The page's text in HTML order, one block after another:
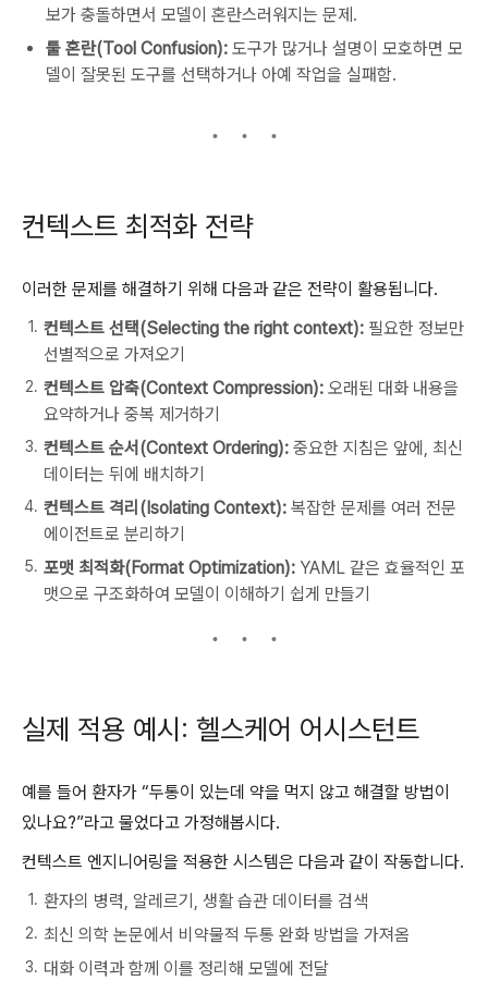
보가 충돌하면서 모델이 혼란스러워지는 문제.
툴 혼란(Tool Confusion): 도구가 많거나 설명이 모호하면 모
델이 잘못된 도구를 선택하거나 아예 작업을 실패함.
컨텍스트 최적화 전략
이러한 문제를 해결하기 위해 다음과 같은 전략이 활용됩니다.
컨텍스트 선택(Selecting the right context): 필요한 정보만
선별적으로 가져오기
컨텍스트 압축(Context Compression): 오래된 대화 내용을
요약하거나 중복 제거하기
컨텍스트 순서(Context Ordering): 중요한 지침은 앞에, 최신
데이터는 뒤에 배치하기
컨텍스트 격리(Isolating Context): 복잡한 문제를 여러 전문
에이전트로 분리하기
포맷 최적화(Format Optimization): YAML 같은 효율적인 포
맷으로 구조화하여 모델이 이해하기 쉽게 만들기
실제 적용 예시: 헬스케어 어시스턴트
예를 들어 환자가 “두통이 있는데 약을 먹지 않고 해결할 방법이
있나요?”라고 물었다고 가정해봅시다.
컨텍스트 엔지니어링을 적용한 시스템은 다음과 같이 작동합니다.
환자의 병력, 알레르기, 생활 습관 데이터를 검색
최신 의학 논문에서 비약물적 두통 완화 방법을 가져옴
대화 이력과 함께 이를 정리해 모델에 전달